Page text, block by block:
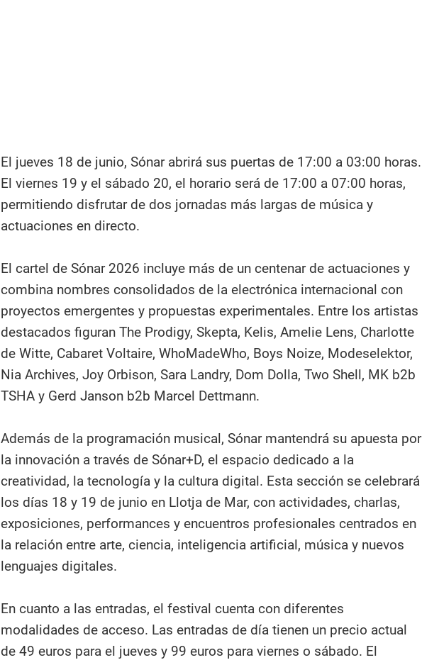
El jueves 18 de junio, Sónar abrirá sus puertas de 17:00 a 03:00 horas.
El viernes 19 y el sábado 20, el horario será de 17:00 a 07:00 horas,
permitiendo disfrutar de dos jornadas más largas de música y
actuaciones en directo.
El cartel de Sónar 2026 incluye más de un centenar de actuaciones y
combina nombres consolidados de la electrónica internacional con
proyectos emergentes y propuestas experimentales. Entre los artistas
destacados figuran The Prodigy, Skepta, Kelis, Amelie Lens, Charlotte
de Witte, Cabaret Voltaire, WhoMadeWho, Boys Noize, Modeselektor,
Nia Archives, Joy Orbison, Sara Landry, Dom Dolla, Two Shell, MK b2b
TSHA y Gerd Janson b2b Marcel Dettmann.
Además de la programación musical, Sónar mantendrá su apuesta por
la innovación a través de Sónar+D, el espacio dedicado a la
creatividad, la tecnología y la cultura digital. Esta sección se celebrará
los días 18 y 19 de junio en Llotja de Mar, con actividades, charlas,
exposiciones, performances y encuentros profesionales centrados en
la relación entre arte, ciencia, inteligencia artificial, música y nuevos
lenguajes digitales.
En cuanto a las entradas, el festival cuenta con diferentes
modalidades de acceso. Las entradas de día tienen un precio actual
de 49 euros para el jueves y 99 euros para viernes o sábado. El